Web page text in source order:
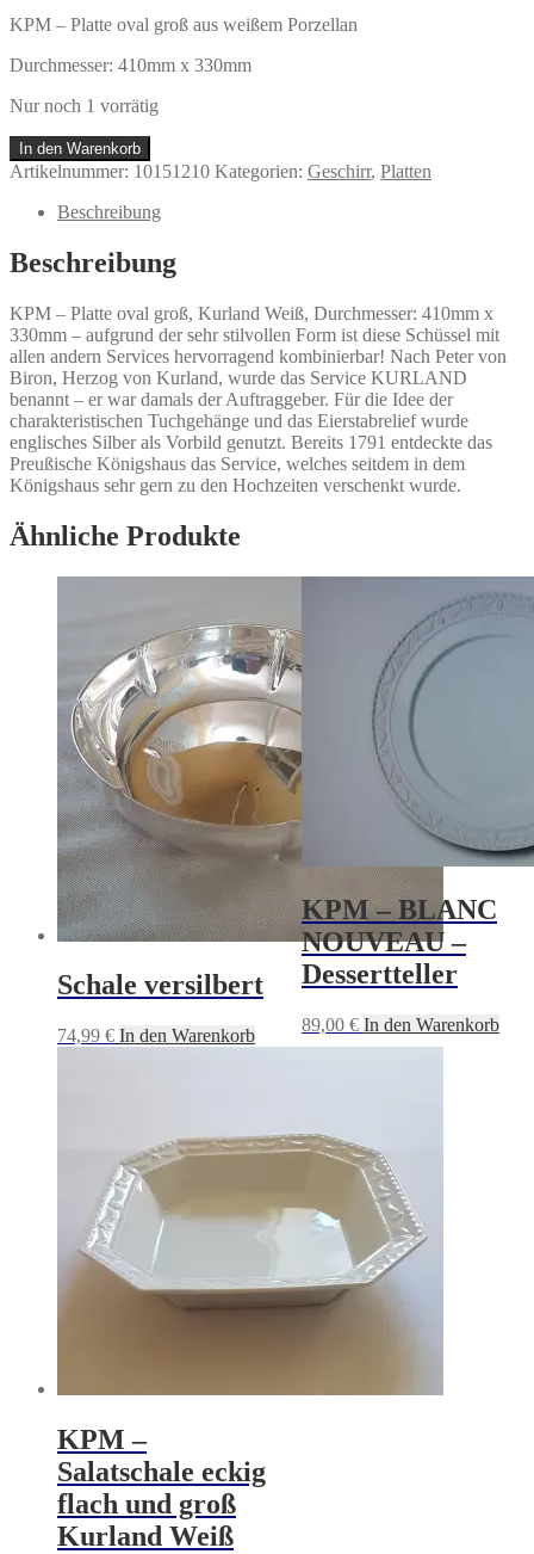
KPM – Platte oval groß aus weißem Porzellan
Durchmesser: 410mm x 330mm
Nur noch 1 vorrätig
KPM
-
oval
Kurland
Weiß
In den Warenkorb
Artikelnummer: 10151210 Kategorien: Geschirr, Platten
Beschreibung
Beschreibung
KPM – Platte oval groß, Kurland Weiß, Durchmesser: 410mm x
330mm – aufgrund der sehr stilvollen Form ist diese Schüssel mit
allen andern Services hervorragend kombinierbar! Nach Peter von
Biron, Herzog von Kurland, wurde das Service KURLAND
benannt – er war damals der Auftraggeber. Für die Idee der
charakteristischen Tuchgehänge und das Eierstabrelief wurde
englisches Silber als Vorbild genutzt. Bereits 1791 entdeckte das
Preußische Königshaus das Service, welches seitdem in dem
Königshaus sehr gern zu den Hochzeiten verschenkt wurde.
Ähnliche Produkte
Schale versilbert
74,99 € In den Warenkorb
KPM – BLANC
NOUVEAU –
Dessertteller
89,00 € In den Warenkorb
KPM –
Salatschale eckig
flach und groß
Kurland Weiß